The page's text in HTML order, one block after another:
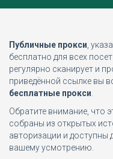
Публичные прокси ,
бесплатно для всех
регулярно сканирует и
приведённой ссылке вы
бесплатные прокси
Обратите внимание, что
собраны из открытых
авторизации и доступны
вашему усмотрению.